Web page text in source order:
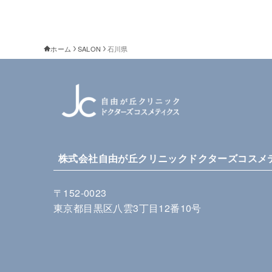
ホーム SALON 石川県
株式会社自由が丘クリニックドクターズコスメ
〒152-0023
東京都目黒区八雲3丁目12番10号